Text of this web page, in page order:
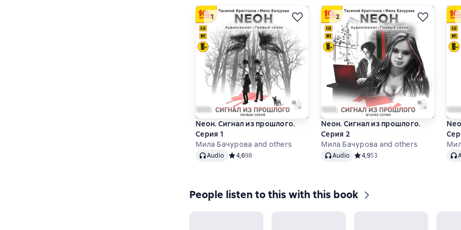
Nеон. Сигнал из прошлого.
Серия 1
Мила Бачурова and others
AudioAudio Средний рейтинг 4,6 на основе 98 оценок
4,698
Nеон. Сигнал из прошлого.
Серия 2
Мила Бачурова and others
AudioAudio Средний рейтинг 4,9 на основе 53
4,953
People listen to this with this book